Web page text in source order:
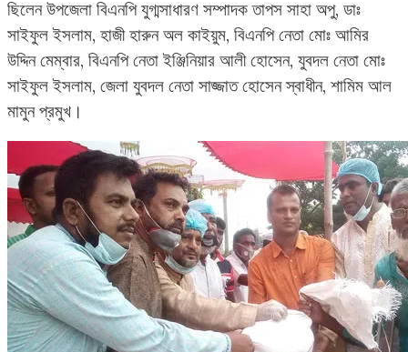
ছিলেন উপজেলা বিএনপি যুগ্মসাধারণ সম্পাদক তাপস সাহা অপু, ডাঃ
সাইফুল ইসলাম, হাজী হারুন অল কাইয়ুম, বিএনপি নেতা মোঃ আমির
উদ্দিন মেম্বার, বিএনপি নেতা ইঞ্জিনিয়ার আলী হোসেন, যুবদল নেতা মোঃ
সাইফুল ইসলাম, জেলা যুবদল নেতা সাজ্জাত হোসেন স্বাধীন, শামিম আল
মামুন প্রমুখ।